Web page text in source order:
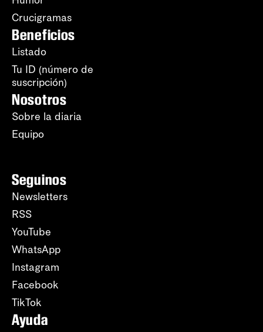
Crucigramas
Beneficios
Listado
Tu ID (número de
suscripción)
Nosotros
Sobre la diaria
Equipo
Seguinos
Newsletters
RSS
YouTube
WhatsApp
Instagram
Facebook
TikTok
Ayuda